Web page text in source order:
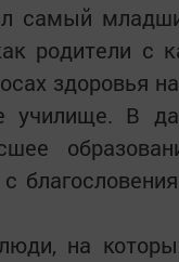
самый
родители с
здоровья
училище. В
на